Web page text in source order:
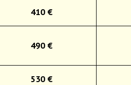
410 €
490 €
530 €